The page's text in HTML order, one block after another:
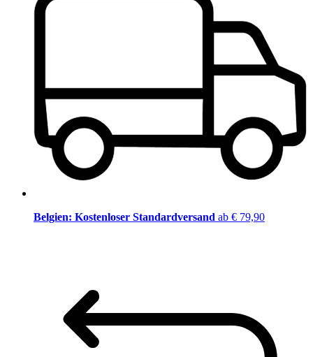
Belgien: Kostenloser Standardversand ab € 79,90